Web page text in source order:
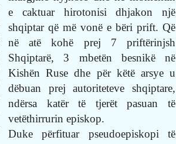
e caktuar hirotonisi dhjakon një
shqiptar që më vonë e bëri prift. Që
në atë kohë prej 7 priftërinjsh
Shqiptarë, 3 mbetën besnikë në
Kishën Ruse dhe për këtë arsye u
dëbuan prej autoriteteve shqiptare,
ndërsa katër të tjerët pasuan të
vetëthirrurin episkop.
Duke përfituar pseudoepiskopi të